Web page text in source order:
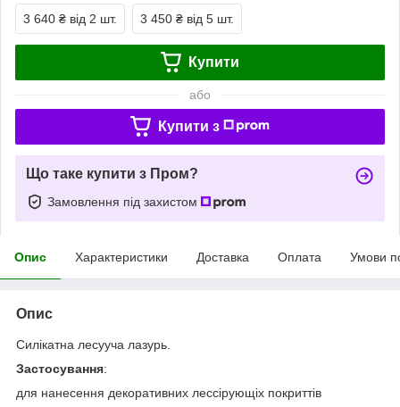
3 640 ₴ від 2 шт. 3 450 ₴ від 5 шт.
Купити
або
Купити з
Що таке купити з Пром?
Замовлення під захистом
Опис Характеристики Доставка Оплата Умови
Опис
Силікатна лесууча лазурь.
Застосування:
для нанесення декоративних лессірующіх покриттів